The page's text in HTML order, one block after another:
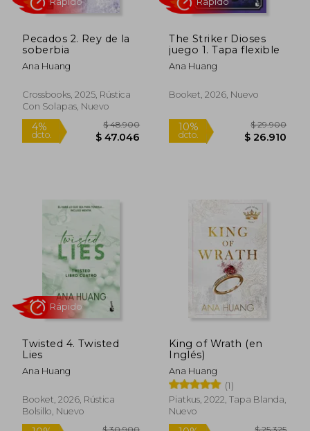
Pecados 2. Rey de la
soberbia
Ana Huang
Crossbooks, 2025, Rústica
Con Solapas, Nuevo
4%
The Striker Dioses
juego 1. Tapa flexible
Ana Huang
Booket, 2026, Nuevo
10%
Twisted 4. Twisted
Lies
Ana Huang
Booket, 2026, Rústica
Bolsillo, Nuevo
King of Wrath (en
Inglés)
Ana Huang
(1)
Piatkus, 2022, Tapa Blanda,
Nuevo